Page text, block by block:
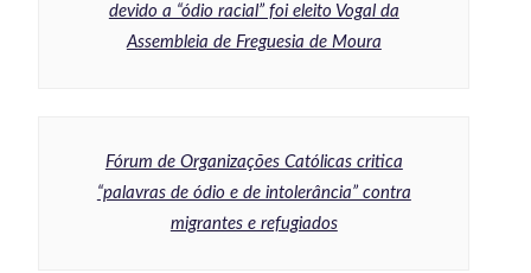
devido a “ódio racial” foi eleito Vogal da
Assembleia de Freguesia de Moura
Fórum de Organizações Católicas critica
“palavras de ódio e de intolerância” contra
migrantes e refugiados